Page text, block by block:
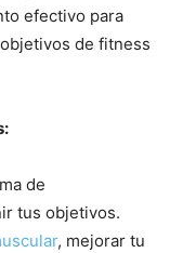
efectivo para
de fitness
de
tus objetivos.
, mejorar tu